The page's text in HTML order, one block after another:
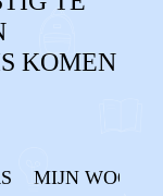
KOMEN
MIJN